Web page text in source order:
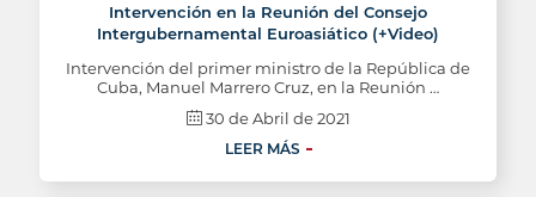
Intervención en la Reunión del Consejo
Intergubernamental Euroasiático (+Video)
Intervención del primer ministro de la República de
Cuba, Manuel Marrero Cruz, en la Reunión …
30 de Abril de 2021
LEER MÁS